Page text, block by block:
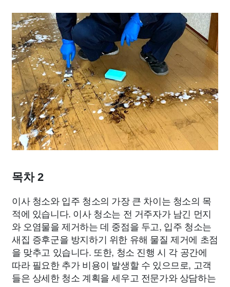
목차 2
이사 청소와 입주 청소의 가장 큰 차이는 청소의 목
적에 있습니다. 이사 청소는 전 거주자가 남긴 먼지
와 오염물을 제거하는 데 중점을 두고, 입주 청소는
새집 증후군을 방지하기 위한 유해 물질 제거에 초점
을 맞추고 있습니다. 또한, 청소 진행 시 각 공간에
따라 필요한 추가 비용이 발생할 수 있으므로, 고객
들은 상세한 청소 계획을 세우고 전문가와 상담하는